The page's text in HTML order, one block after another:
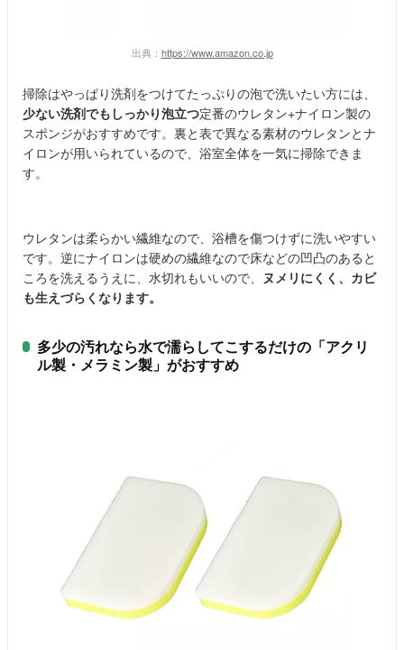
出典： https://www.amazon.co.jp
掃除はやっぱり洗剤をつけてたっぷりの泡で洗いたい方には、
少ない洗剤でもしっかり泡立つ定番のウレタン+ナイロン製の
スポンジがおすすめです。裏と表で異なる素材のウレタンとナ
イロンが用いられているので、浴室全体を一気に掃除できま
す。
ウレタンは柔らかい繊維なので、浴槽を傷つけずに洗いやすい
です。逆にナイロンは硬めの繊維なので床などの凹凸のあると
ころを洗えるうえに、水切れもいいので、 ヌメリにくく、カビ
も生えづらくなります。
多少の汚れなら水で濡らしてこするだけの「アクリ
ル製・メラミン製」がおすすめ